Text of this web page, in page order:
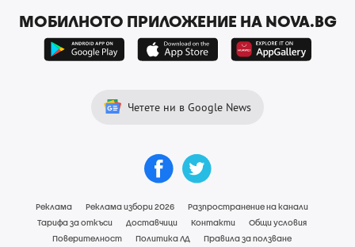
МОБИЛНОТО ПРИЛОЖЕНИЕ НА NOVA.BG
Четете ни в Google News
Реклама Реклама избори 2026
Разпространение на канали
Тарифа за откъси
Доставчици Контакти
Общи условия
Поверителност
Политика ЛД Правила за ползване